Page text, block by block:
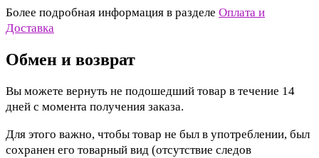
Более подробная информация в разделе Оплата и
Доставка
Обмен и возврат
Вы можете вернуть не подошедший товар в течение 14
дней с момента получения заказа.
Для этого важно, чтобы товар не был в употреблении, был
сохранен его товарный вид (отсутствие следов